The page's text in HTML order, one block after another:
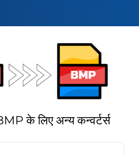
के लिए अन्य कन्वर्टर्स